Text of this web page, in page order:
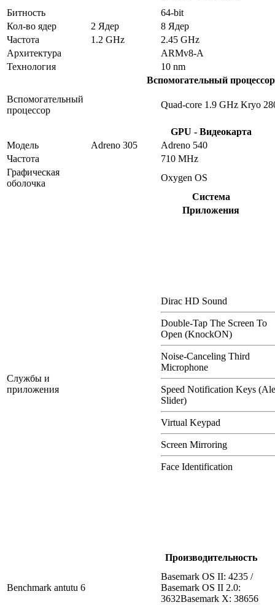
Битность
64-bit
Кол-во ядер
2 Ядер
8 Ядер
Частота
1.2 GHz
2.45 GHz
Архитектура
ARMv8-A
Технология
10 nm
Вспомогательный процессор
Вспомогательный
процессор
Quad-core 1.9 GHz Kryo
GPU - Видеокарта
Модель
Adreno 305
Adreno 540
Частота
710 MHz
Графическая
оболочка
Oxygen OS
Система
Приложения
Службы и
приложения
Dirac HD Sound
Double-Tap The Screen To
Open (KnockON)
Noise-Canceling Third
Microphone
Speed Notification Keys
Slider)
Virtual Keypad
Screen Mirroring
Face Identification
Производительность
Benchmark antutu 6
Basemark OS II: 4235 /
Basemark OS II 2.0:
3632Basemark X: 38656